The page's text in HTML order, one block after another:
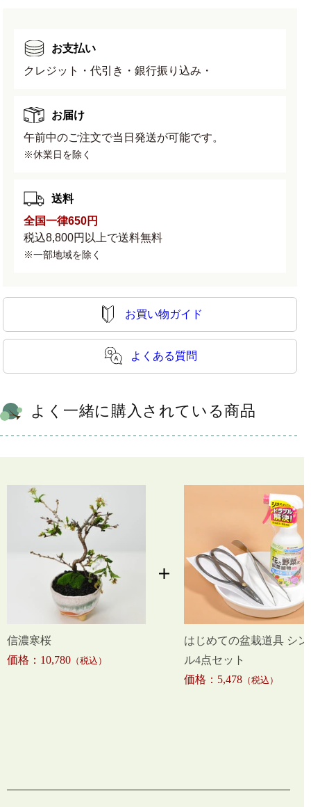
お支払い
クレジット・代引き・銀行振り込み・
お届け
午前中のご注文で当日発送が可能です。
※休業日を除く
送料
全国一律650円
税込8,800円以上で送料無料
※一部地域を除く
お買い物ガイド
よくある質問
よく一緒に購入されている商品
信濃寒桜
価格：10,780 （税込）
はじめての盆栽道具 シン
ル4点セット
価格：5,478 （税込）